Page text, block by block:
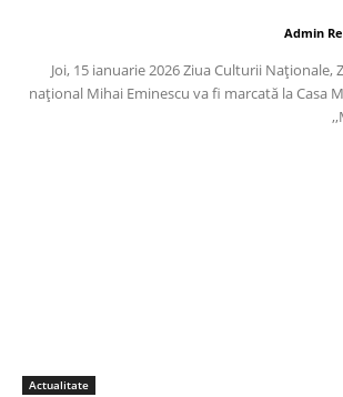
Admin
Joi, 15 ianuarie 2026 Ziua Culturii
național Mihai Eminescu va fi marcată la Casa
Actualitate